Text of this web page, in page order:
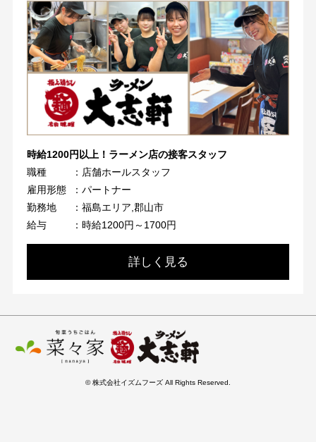
時給1200円以上！ラーメン店の接客スタッフ
職種
：店舗ホールスタッフ
雇用形態
：パートナー
勤務地
：福島エリア,郡山市
給与
：時給1200円～1700円
詳しく見る
© 株式会社イズムフーズ All Rights Reserved.